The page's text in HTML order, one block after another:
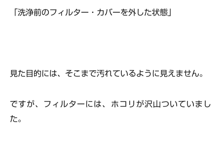
「洗浄前のフィルター・カバーを外した状態」
見た目的には、そこまで汚れているように見えません。
ですが、フィルターには、ホコリが沢山ついていまし
た。